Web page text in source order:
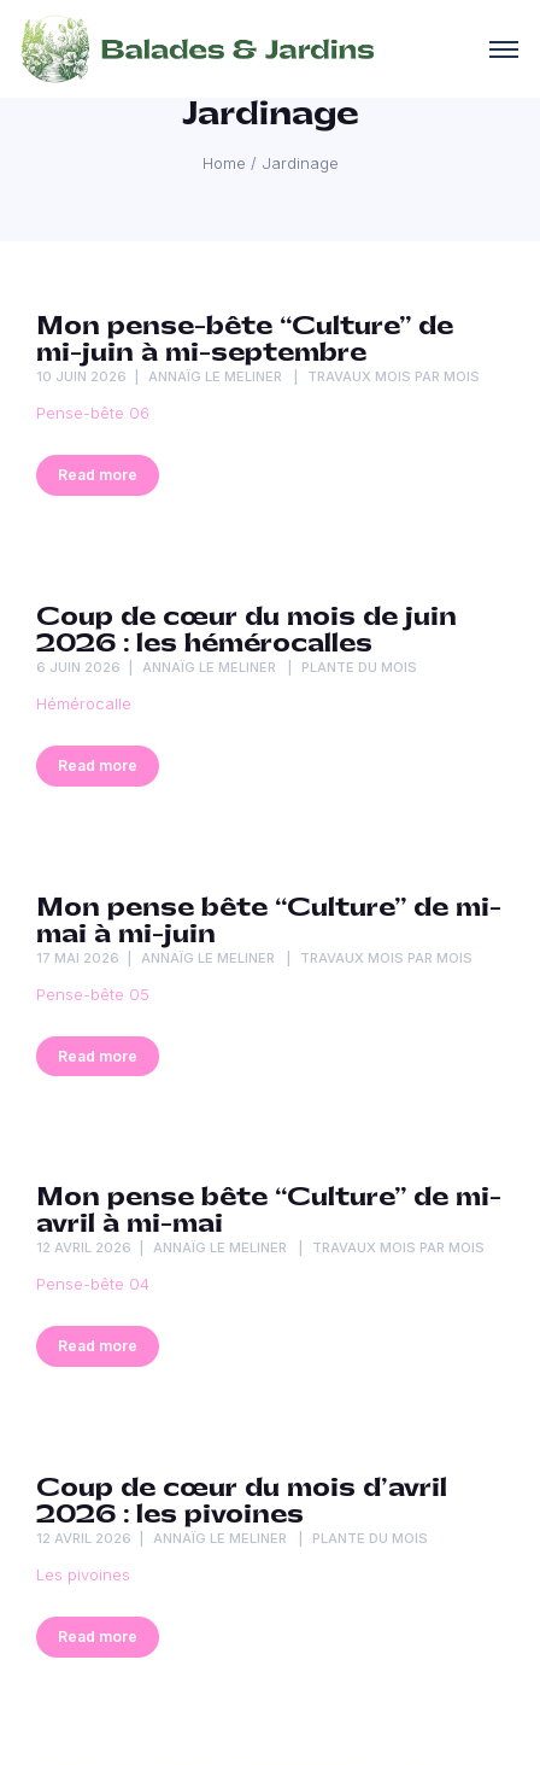
Jardinage
Home / Jardinage
Mon pense-bête “Culture” de
mi-juin à mi-septembre
10 JUIN 2026 ANNAÏG LE MELINER TRAVAUX MOIS PAR MOIS
Pense-bête 06
Read more
Coup de cœur du mois de juin
2026 : les hémérocalles
6 JUIN 2026 ANNAÏG LE MELINER PLANTE DU MOIS
Hémérocalle
Read more
Mon pense bête “Culture” de mi-
mai à mi-juin
17 MAI 2026 ANNAÏG LE MELINER TRAVAUX MOIS PAR MOIS
Pense-bête 05
Read more
Mon pense bête “Culture” de mi-
avril à mi-mai
12 AVRIL 2026 ANNAÏG LE MELINER TRAVAUX MOIS PAR MOIS
Pense-bête 04
Read more
Coup de cœur du mois d’avril
2026 : les pivoines
12 AVRIL 2026 ANNAÏG LE MELINER PLANTE DU MOIS
Les pivoines
Read more